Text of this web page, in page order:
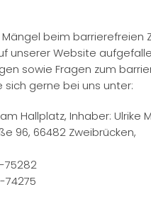
Mängel beim barrierefreien
unserer Website
sowie Fragen zum
sich gerne bei uns unter:
Hallplatz, Inhaber: Ulrike
96, 66482 Zweibrücken,
75282
74275